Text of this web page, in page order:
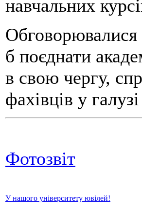
навчальних
Обговорювалися
б поєднати
в свою чергу,
фахівців у
Фотозвіт
У нашого університету ювілей!